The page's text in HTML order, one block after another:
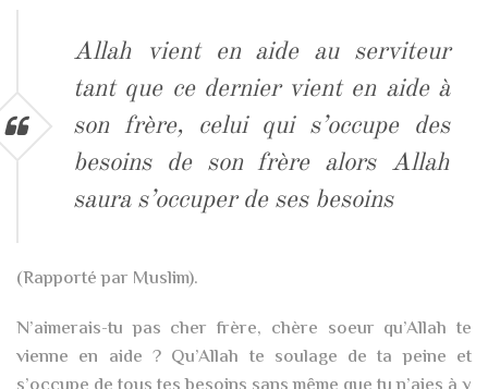
Allah vient en aide au serviteur
tant que ce dernier vient en aide à
son frère, celui qui s’occupe des
besoins de son frère alors Allah
saura s’occuper de ses besoins
(Rapporté par Muslim).
N’aimerais-tu pas cher frère, chère soeur qu’Allah te
vienne en aide ? Qu’Allah te soulage de ta peine et